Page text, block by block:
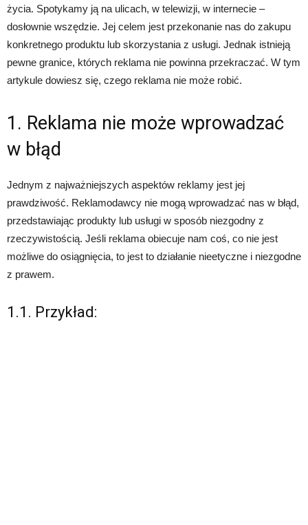
życia. Spotykamy ją na ulicach, w telewizji, w internecie –
dosłownie wszędzie. Jej celem jest przekonanie nas do zakupu
konkretnego produktu lub skorzystania z usługi. Jednak istnieją
pewne granice, których reklama nie powinna przekraczać. W tym
artykule dowiesz się, czego reklama nie może robić.
1. Reklama nie może wprowadzać
w błąd
Jednym z najważniejszych aspektów reklamy jest jej
prawdziwość. Reklamodawcy nie mogą wprowadzać nas w błąd,
przedstawiając produkty lub usługi w sposób niezgodny z
rzeczywistością. Jeśli reklama obiecuje nam coś, co nie jest
możliwe do osiągnięcia, to jest to działanie nieetyczne i niezgodne
z prawem.
1.1. Przykład: